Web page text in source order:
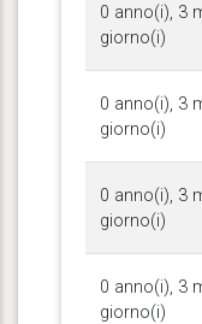
0 anno(i), 3
giorno(i)
0 anno(i), 3
giorno(i)
0 anno(i), 3
giorno(i)
0 anno(i), 3
giorno(i)